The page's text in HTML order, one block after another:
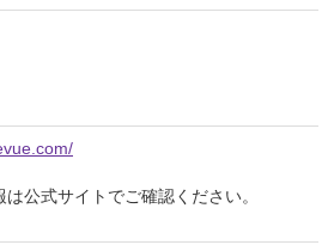
公式サイトでご確認ください。